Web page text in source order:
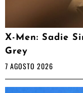
X-Men: Sadie
Grey
7 AGOSTO 2026